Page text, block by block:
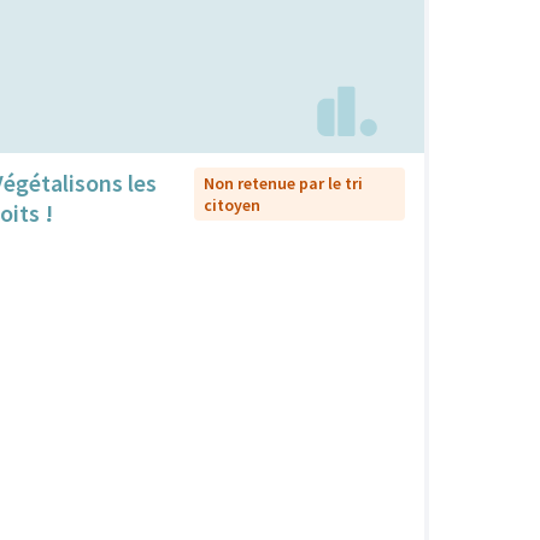
les
!
Non retenue par le tri
citoyen